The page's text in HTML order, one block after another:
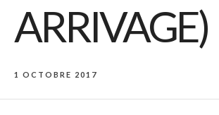
ARRIVAGE)
1 OCTOBRE 2017